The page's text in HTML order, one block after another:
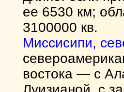
ее 6530 км;
3100000 кв.
Миссисипи,
востока — с